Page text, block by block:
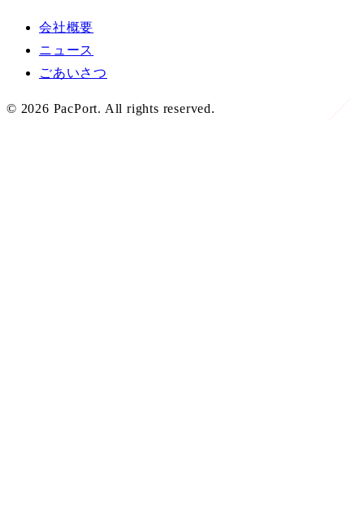
会社概要
ニュース
ごあいさつ
© 2026 PacPort. All rights reserved.